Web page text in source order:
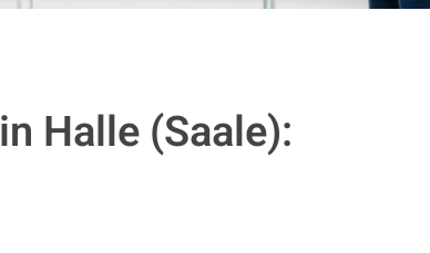
in Halle (Saale):